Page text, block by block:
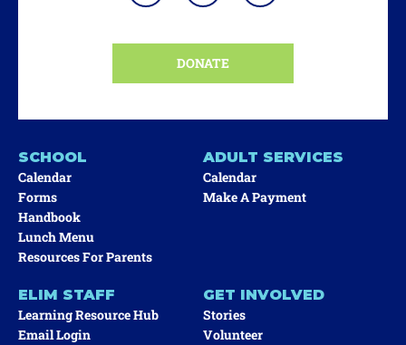
SCHOOL
Calendar
Forms
Handbook
Lunch Menu
Resources For Parents
ADULT SERVICES
Calendar
Make A Payment
ELIM STAFF
Learning Resource Hub
Email Login
GET INVOLVED
Stories
Volunteer
DONATE